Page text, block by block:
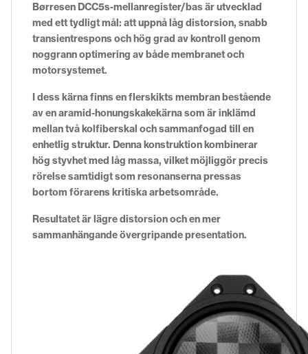
Børresen DCC5s-mellanregister/bas är utvecklad
med ett tydligt mål: att uppnå låg distorsion, snabb
transientrespons och hög grad av kontroll genom
noggrann optimering av både membranet och
motorsystemet.
I dess kärna finns en flerskikts membran bestående
av en aramid-honungskakekärna som är inklämd
mellan två kolfiberskal och sammanfogad till en
enhetlig struktur. Denna konstruktion kombinerar
hög styvhet med låg massa, vilket möjliggör precis
rörelse samtidigt som resonanserna pressas
bortom förarens kritiska arbetsområde.
Resultatet är lägre distorsion och en mer
sammanhängande övergripande presentation.